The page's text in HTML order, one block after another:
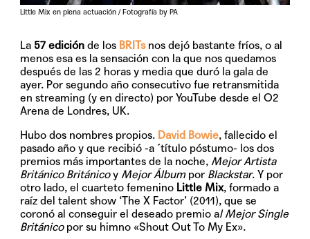
Little Mix en plena actuación / Fotografía by PA
La 57 edición de los BRITsnos dejó bastante fríos, o al
menos esa es la sensación con la que nos quedamos
después de las 2 horas y media que duró la gala de
ayer. Por segundo año consecutivo fue retransmitida
en streaming (y en directo) por YouTube desde el O2
Arena de Londres, UK.
Hubo dos nombres propios. David Bowie, fallecido el
pasado año y que recibió -a ´título póstumo- los dos
premios más importantes de la noche, Mejor Artista
Británico Británicoy Mejor Álbumpor Blackstar. Y por
otro lado, el cuarteto femenino Little Mix, formado a
raíz del talent show ‘The X Factor’ (2011), que se
coronó al conseguir el deseado premio al Mejor Single
Británicopor su himno «Shout Out To My Ex».